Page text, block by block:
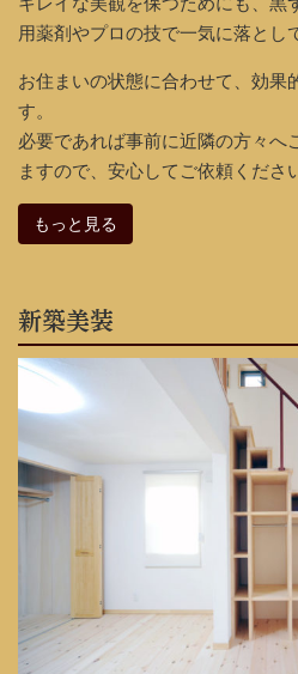
用薬剤やプロの技で一気に落とし
お住まいの状態に合わせて、効果
す。
必要であれば事前に近隣の方々へ
ますので、安心してご依頼くださ
もっと見る
新築美装